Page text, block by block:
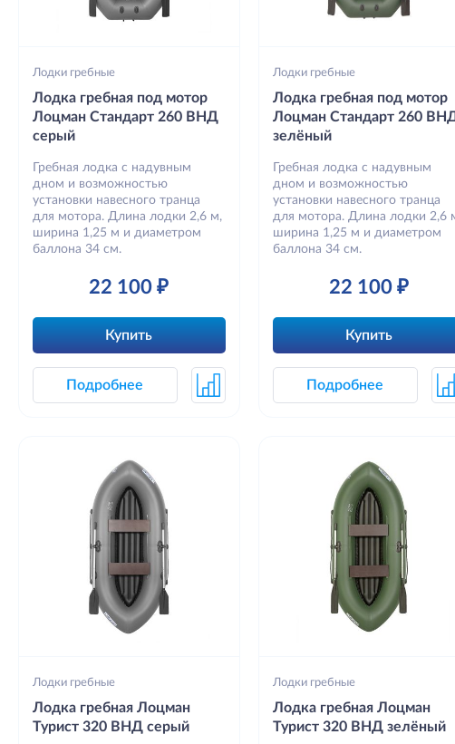
Лодки гребные
Лодка гребная под мотор
Лоцман Стандарт 260 ВНД
серый
Гребная лодка с надувным
дном и возможностью
установки навесного транца
для мотора. Длина лодки 2,6 м,
ширина 1,25 м и диаметром
баллона 34 см.
22 100 ₽
Купить
Подробнее
Лодки гребные
Лодка гребная под мотор
Лоцман Стандарт 260
зелёный
Гребная лодка с надувным
дном и возможностью
установки навесного транца
для мотора. Длина лодки 2,6
ширина 1,25 м и диаметром
баллона 34 см.
22 100 ₽
Купить
Подробнее
Лодки гребные
Лодка гребная Лоцман
Турист 320 ВНД серый
Лодки гребные
Лодка гребная Лоцман
Турист 320 ВНД зелёный